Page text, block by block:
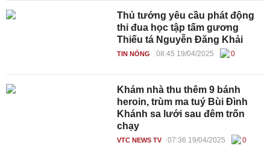
Thủ tướng yêu cầu phát động
thi đua học tập tấm gương
Thiếu tá Nguyễn Đăng Khải
TIN NÓNG 08:45 19/04/2025 0
Khám nhà thu thêm 9 bánh
heroin, trùm ma tuý Bùi Đình
Khánh sa lưới sau đêm trốn
chạy
VTC NEWS TV 07:36 19/04/2025 0